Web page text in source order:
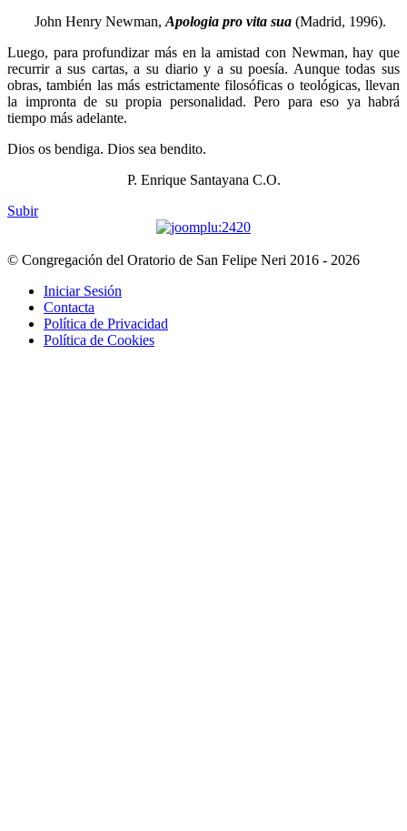
John Henry Newman,Apologia pro vita sua (Madrid, 1996).
Luego, para profundizar más en la amistad con Newman, hay que
recurrir a sus cartas, a su diario y a su poesía. Aunque todas sus
obras, también las más estrictamente filosóficas o teológicas, llevan
la impronta de su propia personalidad. Pero para eso ya habrá
tiempo más adelante.
Dios os bendiga. Dios sea bendito.
P. Enrique Santayana C.O.
Subir
© Congregación del Oratorio de San Felipe Neri 2016 - 2026
Iniciar Sesión
Contacta
Política de Privacidad
Política de Cookies